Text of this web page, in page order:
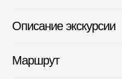
Описание экскурсии
Маршрут